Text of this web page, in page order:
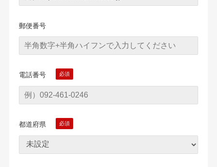
郵便番号
電話番号
都道府県